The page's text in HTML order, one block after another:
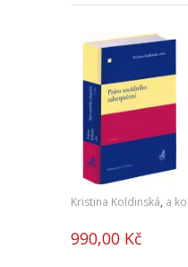
Kristina Koldinská, a
990,00 Kč